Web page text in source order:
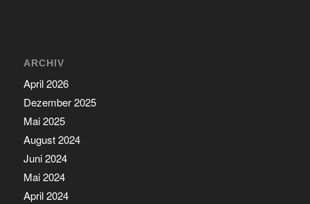
ARCHIV
April 2026
Dezember 2025
Mai 2025
August 2024
Juni 2024
Mai 2024
April 2024